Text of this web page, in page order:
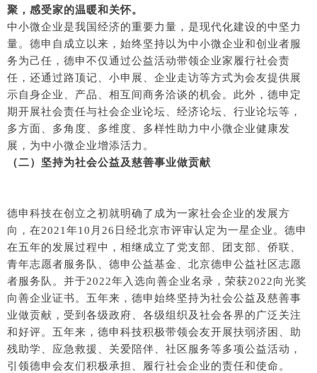
聚，感受家的温暖和关怀。
中小微企业是我国经济的重要力量，是现代化建设的中坚力
量。德申自成立以来，始终坚持以为中小微企业和创业者服
务为己任，德申不仅通过公益活动带领企业家履行社会责
任，还通过路顶记、小申展、企业走访等方式为会友提供展
示自身企业、产品、相互间商务洽谈的机会。此外，德申定
期开展社会责任与社会企业论坛、经济论坛、行业论坛等，
多方面、多角度、多维度、多样性助力中小微企业健康发
展，为中小微企业增添活力。
（二）坚持为社会公益及慈善事业做贡献
德申科技在创立之初就明确了成为一家社会企业的发展方
向，在2021年10月26日经北京市评审认定为一星企业。德申
在五年的发展过程中，相继成立了党支部、团支部、侨联、
青年志愿者服务队、德申公益基金、北京德申公益社区志愿
者服务队。并于2022年入选向善企业名录，荣获2022向光奖
向善企业证书。五年来，德申始终坚持为社会公益及慈善事
业做贡献，受到各级政府、各级组织及社会各界的广泛关注
和好评。五年来，德申科技积极带领会友开展扶弱济困、助
残助学、应急救援、关爱陪伴、社区服务等多项公益活动，
引领德申会友们积极承担、履行社会企业的责任和使命。